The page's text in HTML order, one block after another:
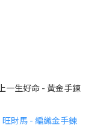
一生好命 - 黃金手鍊